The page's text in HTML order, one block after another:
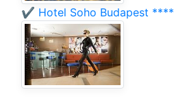
✔️ Hotel Soho Budapest ****